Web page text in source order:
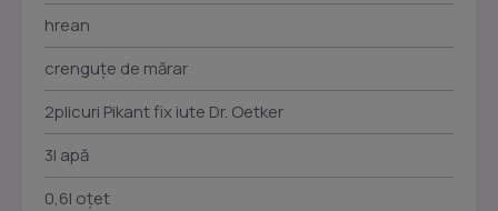
hrean
crenguțe de mărar
2plicuri Pikant fix iute Dr. Oetker
3l apă
0,6l oțet